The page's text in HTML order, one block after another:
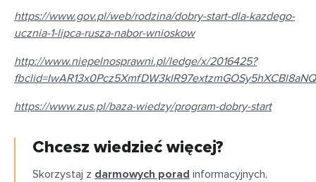
https://www.gov.pl/web/rodzina/dobry-start-dla-kazdego-
ucznia-1-lipca-rusza-nabor-wnioskow
http://www.niepelnosprawni.pl/ledge/x/2016425?
https://www.zus.pl/baza-wiedzy/program-dobry-start
Chcesz wiedzieć więcej?
Skorzystaj z darmowych porad informacyjnych,